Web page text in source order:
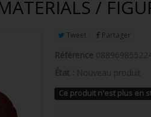
/
Tweet Partager
Référence
État : Nouveau produit
Ce produit n'est plus en